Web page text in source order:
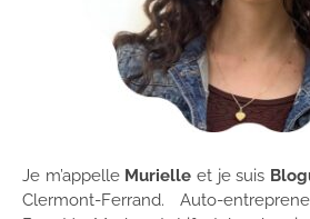
Je m’appelle Murielle et je suis
Clermont-Ferrand. Auto-